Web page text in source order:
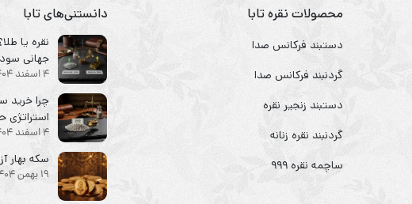
محصولات نقره تابا
دستبند فرکانس صدا
گردنبند فرکانس صدا
دستبند زنجیر نقره
گردنبند نقره زنانه
ساچمه نقره ۹۹۹
دانستنی‌های تابا
نقره یا
جهانی
می‌کند؟
4 اسفند 1404
۱۴۰۴ است؟
4 اسفند 1404
سکه‌ بهار
19 بهمن 1404